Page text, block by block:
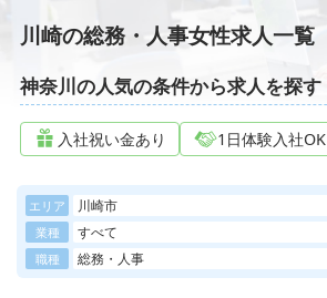
川崎の総務・人事女性求人一覧
神奈川の人気の条件から求人を探す
入社祝い金あり 1日体験入社OK
エリア 川崎市
業種 すべて
職種 総務・人事